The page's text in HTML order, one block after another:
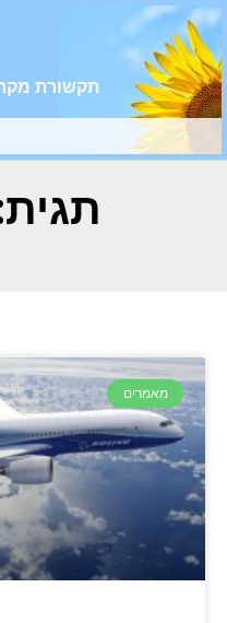
תקשורת
מאמרים